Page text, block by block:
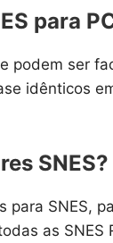
para
podem ser
idênticos
SNES?
SNES,
as